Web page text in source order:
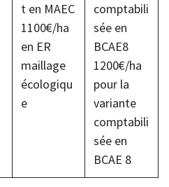
t en MAEC
1100€/ha
en ER
maillage
écologiqu
e
comptabili
sée en
BCAE8
1200€/ha
pour la
variante
comptabili
sée en
BCAE 8